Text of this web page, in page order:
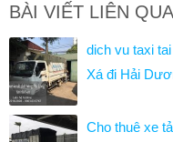
BÀI VIẾT LIÊN
dich vu taxi
Xá đi Hải
Cho thuê xe